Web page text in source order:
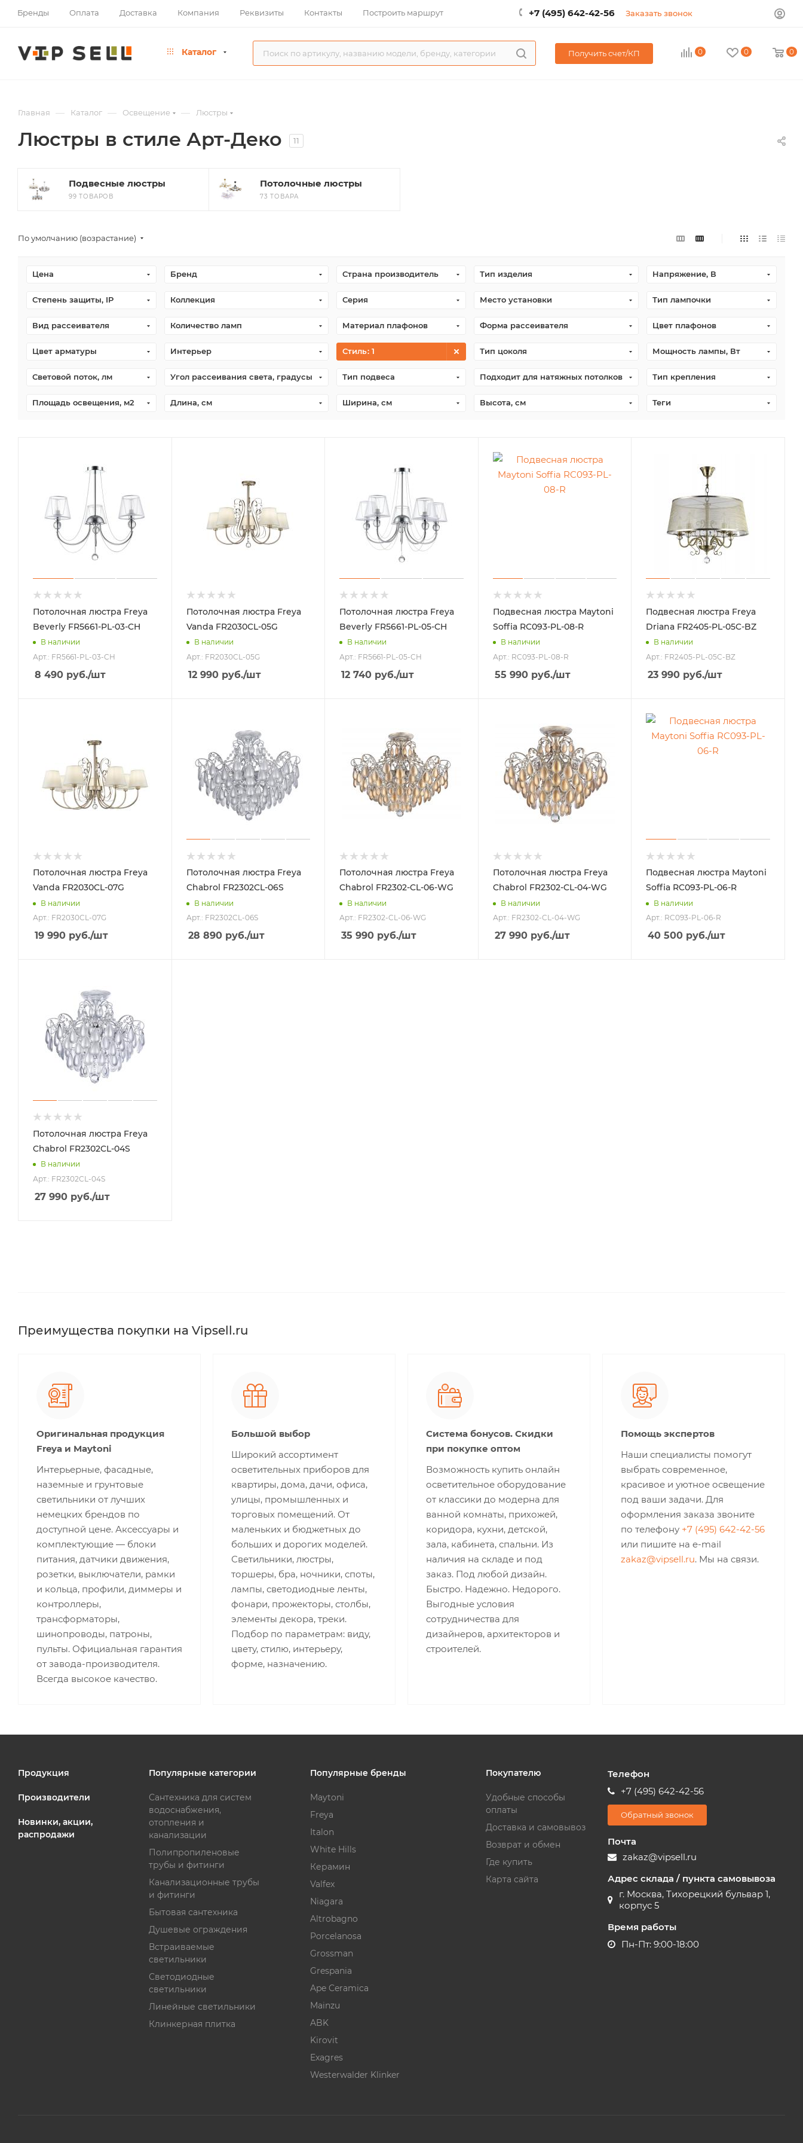
Бренды Оплата Доставка Компания Реквизиты Контакты Построить маршрут +7 (495) 642-42-56 Заказать звонок
Каталог Получить счет/КП 0 0 0
Главная — Каталог — Освещение — Люстры
Люстры в стиле Арт-Деко 11
Подвесные люстры
99 ТОВАРОВ
Потолочные люстры
73 ТОВАРА
По умолчанию (возрастание)
Цена Бренд Страна производитель Тип изделия Напряжение, В
Степень защиты, IP Коллекция Серия Место установки Тип лампочки
Вид рассеивателя Количество ламп Материал плафонов Форма рассеивателя Цвет плафонов
Цвет арматуры Интерьер Стиль: 1 Тип цоколя Мощность лампы, Вт
Световой поток, лм Угол рассеивания света, градусы Тип подвеса Подходит для натяжных потолков Тип крепления
Площадь освещения, м2 Длина, см Ширина, см Высота, см Теги
Потолочная люстра Freya
Beverly FR5661-PL-03-CH
В наличии
Арт.: FR5661-PL-03-CH
8 490 руб./шт
Потолочная люстра Freya
Vanda FR2030CL-05G
В наличии
Арт.: FR2030CL-05G
12 990руб./шт
Потолочная люстра Freya
Beverly FR5661-PL-05-CH
В наличии
Арт.: FR5661-PL-05-CH
12 740 руб./шт
Подвесная люстра Maytoni
Soffia RC093-PL-08-R
В наличии
Арт.: RC093-PL-08-R
55 990руб./шт
Подвесная люстра Freya
Driana FR2405-PL-05C-BZ
В наличии
Арт.: FR2405-PL-05C-BZ
23 990 руб./шт
Потолочная люстра Freya
Vanda FR2030CL-07G
В наличии
Арт.: FR2030CL-07G
19 990 руб./шт
Потолочная люстра Freya
Chabrol FR2302CL-06S
В наличии
Арт.: FR2302CL-06S
28 890руб./шт
Потолочная люстра Freya
Chabrol FR2302-CL-06-WG
В наличии
Арт.: FR2302-CL-06-WG
35 990 руб./шт
Потолочная люстра Freya
Chabrol FR2302-CL-04-WG
В наличии
Арт.: FR2302-CL-04-WG
27 990руб./шт
Подвесная люстра Maytoni
Soffia RC093-PL-06-R
В наличии
Арт.: RC093-PL-06-R
40 500 руб./шт
Потолочная люстра Freya
Chabrol FR2302CL-04S
В наличии
Арт.: FR2302CL-04S
27 990 руб./шт
Преимущества покупки на Vipsell.ru
Оригинальная продукция
Freya и Maytoni
Интерьерные, фасадные,
наземные и грунтовые
светильники от лучших
немецких брендов по
доступной цене. Аксессуары и
комплектующие — блоки
питания, датчики движения,
розетки, выключатели, рамки
и кольца, профили, диммеры и
контроллеры,
трансформаторы,
шинопроводы, патроны,
пульты. Официальная гарантия
от завода-производителя.
Всегда высокое качество.
Большой выбор
Широкий ассортимент
осветительных приборов для
квартиры, дома, дачи, офиса,
улицы, промышленных и
торговых помещений. От
маленьких и бюджетных до
больших и дорогих моделей.
Светильники, люстры,
торшеры, бра, ночники, споты,
лампы, светодиодные ленты,
фонари, прожекторы, столбы,
элементы декора, треки.
Подбор по параметрам: виду,
цвету, стилю, интерьеру,
форме, назначению.
Система бонусов. Скидки
при покупке оптом
Возможность купить онлайн
осветительное оборудование
от классики до модерна для
ванной комнаты, прихожей,
коридора, кухни, детской,
зала, кабинета, спальни. Из
наличия на складе и под
заказ. Под любой дизайн.
Быстро. Надежно. Недорого.
Выгодные условия
сотрудничества для
дизайнеров, архитекторов и
строителей.
Помощь экспертов
Наши специалисты помогут
выбрать современное,
красивое и уютное освещение
под ваши задачи. Для
оформления заказа звоните
по телефону +7 (495) 642-42-56
или пишите на e-mail
zakaz@vipsell.ru. Мы на связи.
Продукция
Производители
Новинки, акции,
распродажи
Популярные категории
Сантехника для систем
водоснабжения,
отопления и
канализации
Полипропиленовые
трубы и фитинги
Канализационные трубы
и фитинги
Бытовая сантехника
Душевые ограждения
Встраиваемые
светильники
Светодиодные
светильники
Линейные светильники
Клинкерная плитка
Популярные бренды
Maytoni
Freya
Italon
White Hills
Керамин
Valfex
Niagara
Altrobagno
Porcelanosa
Grossman
Grespania
Ape Ceramica
Mainzu
ABK
Kirovit
Exagres
Westerwalder Klinker
Покупателю
Удобные способы
оплаты
Доставка и самовывоз
Возврат и обмен
Где купить
Карта сайта
Телефон
+7 (495) 642-42-56
Обратный звонок
Почта
zakaz@vipsell.ru
Адрес склада / пункта самовывоза
г. Москва, Тихорецкий бульвар 1,
корпус 5
Время работы
Пн-Пт: 9:00-18:00